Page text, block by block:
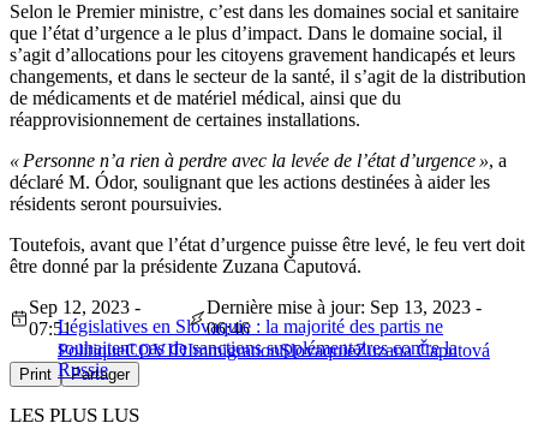
Selon le Premier ministre, c’est dans les domaines social et sanitaire
que l’état d’urgence a le plus d’impact. Dans le domaine social, il
s’agit d’allocations pour les citoyens gravement handicapés et leurs
changements, et dans le secteur de la santé, il s’agit de la distribution
de médicaments et de matériel médical, ainsi que du
réapprovisionnement de certaines installations.
« Personne n’a rien à perdre avec la levée de l’état d’urgence », a
déclaré M. Ódor, soulignant que les actions destinées à aider les
résidents seront poursuivies.
Toutefois, avant que l’état d’urgence puisse être levé, le feu vert doit
être donné par la présidente Zuzana Čaputová.
Législatives en Slovaquie : la majorité des partis ne
souhaitent pas de sanctions supplémentaires contre la
Russie
Sep 12, 2023 -
07:51
Dernière mise à jour: Sep 13, 2023 -
06:46
PolitiqueCOVIDImmigrationSlovaquieZuzana Čaputová
Print Partager
LES PLUS LUS